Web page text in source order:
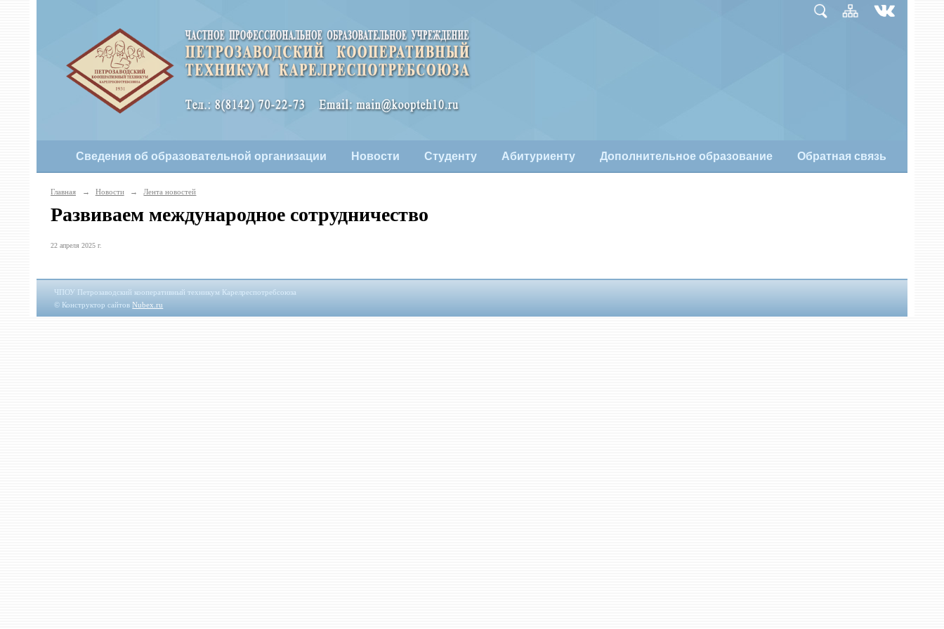
Сведения об образовательной организации Новости Студенту Абитуриенту Дополнительное образование Обратная связь
Главная → Новости → Лента новостей
Развиваем международное сотрудничество
22 апреля 2025 г.
ЧПОУ Петрозаводский кооперативный техникум Карелреспотребсоюза
© Конструктор сайтовNubex.ru